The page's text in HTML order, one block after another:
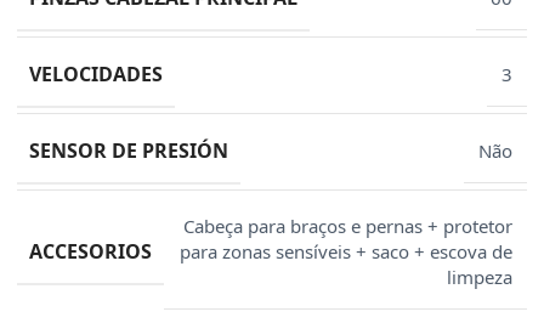
VELOCIDADES 3
SENSOR DE PRESIÓN Não
ACCESORIOS
Cabeça para braços e pernas + protetor
para zonas sensíveis + saco + escova de
limpeza